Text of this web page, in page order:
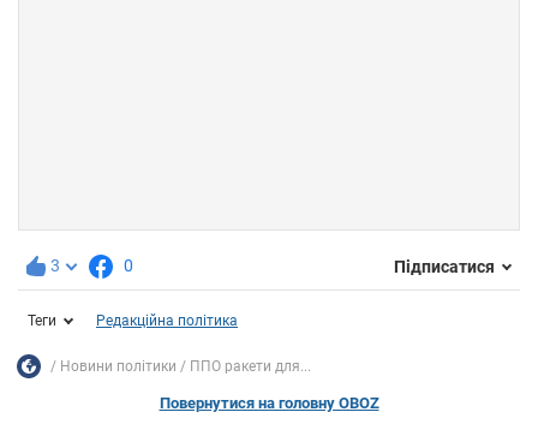
3 0 Підписатися
Теги Редакційна політика
Новини політики ППО ракети для...
Повернутися на головну OBOZ